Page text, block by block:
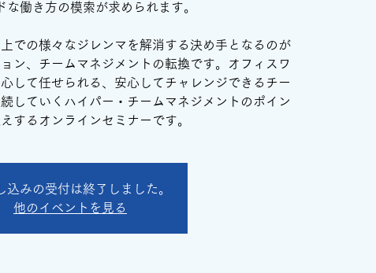
な働き方の模索が求められます。
での様々なジレンマを解消する決め手となるのが
ン、チームマネジメントの転換です。オフィスワ
して任せられる、安心してチャレンジできるチー
していくハイパー・チームマネジメントのポイン
えするオンラインセミナーです。
込みの受付は終了しました。
他のイベントを見る